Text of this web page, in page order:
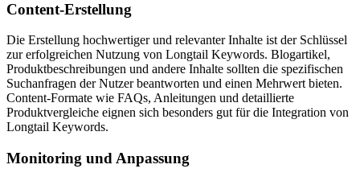
Content-Erstellung
Die Erstellung hochwertiger und relevanter Inhalte ist der Schlüssel
zur erfolgreichen Nutzung von Longtail Keywords. Blogartikel,
Produktbeschreibungen und andere Inhalte sollten die spezifischen
Suchanfragen der Nutzer beantworten und einen Mehrwert bieten.
Content-Formate wie FAQs, Anleitungen und detaillierte
Produktvergleiche eignen sich besonders gut für die Integration von
Longtail Keywords.
Monitoring und Anpassung